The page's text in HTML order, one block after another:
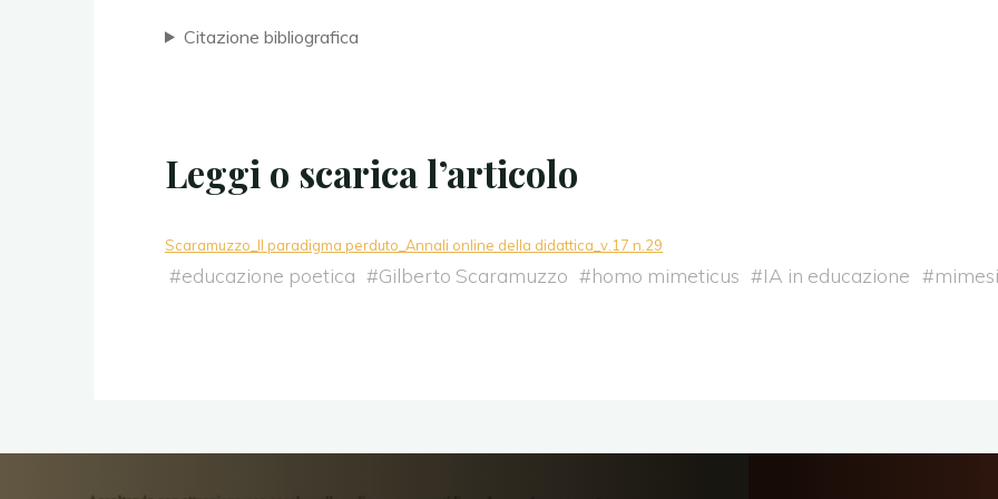
Citazione bibliografica
Leggi o scarica l’articolo
Scaramuzzo_Il paradigma perduto_Annali online della didattica_v.17 n.29
#educazione poetica #Gilberto Scaramuzzo #homo mimeticus #IA in educazione #